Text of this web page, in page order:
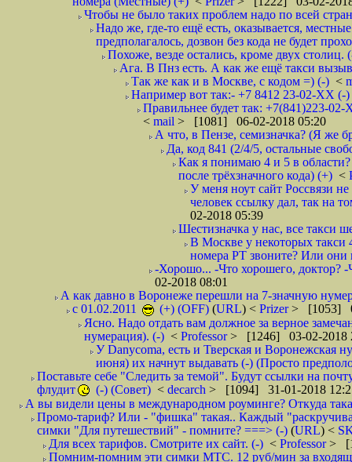
Чтобы не было таких проблем надо по всей
Надо же, где-то ещё есть, оказывается,
предполагалось, дозвон без кода не будет
Похоже, везде остались, кроме двух
Ага. В Пнз есть. А как же ещё такси
Так же как и в Москве, с кодом =) (-) <
Например вот так:- +7 8412 23-02-ХХ (-
Правильнее будет так: +7(841)223-
< mail > [1081] 06-02-2018 05:20
А что, в Пензе, семизначка? (Я же
Да, код 841 (2/4/5, остальные
Как я понимаю 4 и 5 в
после трёхзначного кода) (+) <
У меня ноут сайт Россвязи
человек ссылку дал, так на
02-2018 05:39
Шестизначка у нас, все такси
В Москве у некоторых такси
номера РТ звоните? Или они
-Хорошо... -Что хорошего, доктор?
02-2018 08:01
А как давно в Воронеже перешли на 7-значную
с 01.02.2011
(+) (OFF) (URL) < Prizer> [1053]
Ясно. Надо отдать вам должное за верное
нумерация). (-) < Professor> [1246] 03-02-2018
У Danycoma, есть и Тверская и Воронежская
июня) их начнут выдавать (-) (Просто
Поставьте себе "Следить за темой". Будут ссылки на
флудит
(-) (Совет) < decarch > [1094] 31-01-2018
А вы видели цены в международном роуминге? Откуда
Промо-тариф? Или - "фишка" такая.. Каждый
симки "Для путешествий" - помните? ===> (-) (URL) <
Для всех тарифов. Смотрите их сайт. (-) < Professor>
Помним-помним эти симки МТС. 12 руб/мин за